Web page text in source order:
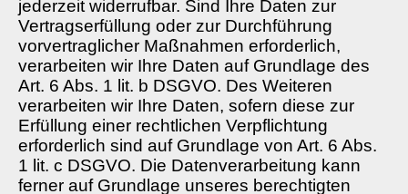
jederzeit widerrufbar. Sind Ihre Daten zur
Vertragserfüllung oder zur Durchführung
vorvertraglicher Maßnahmen erforderlich,
verarbeiten wir Ihre Daten auf Grundlage des
Art. 6 Abs. 1 lit. b DSGVO. Des Weiteren
verarbeiten wir Ihre Daten, sofern diese zur
Erfüllung einer rechtlichen Verpflichtung
erforderlich sind auf Grundlage von Art. 6 Abs.
1 lit. c DSGVO. Die Datenverarbeitung kann
ferner auf Grundlage unseres berechtigten